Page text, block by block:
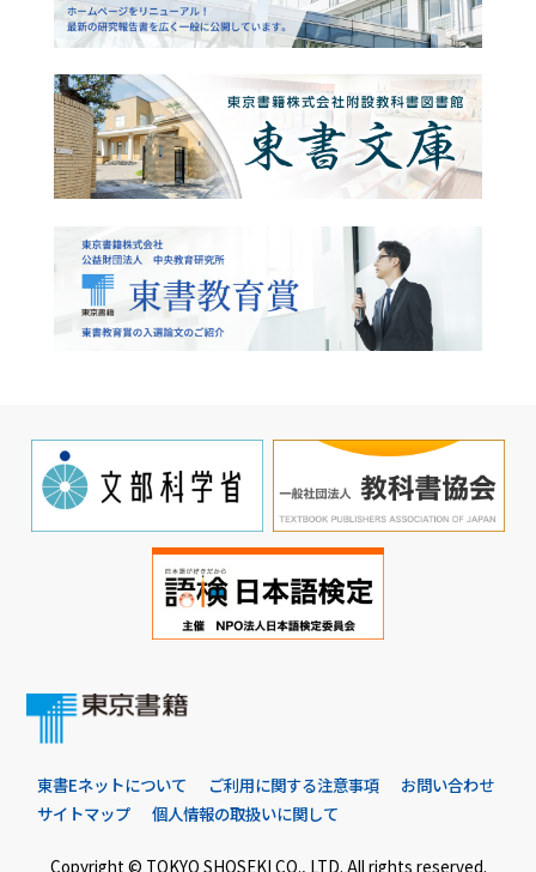
東書Eネットについて ご利用に関する注意事項
お問い合わせ
サイトマップ
個人情報の取扱いに関して
Copyright © TOKYO SHOSEKI CO., LTD. All rights reserved.